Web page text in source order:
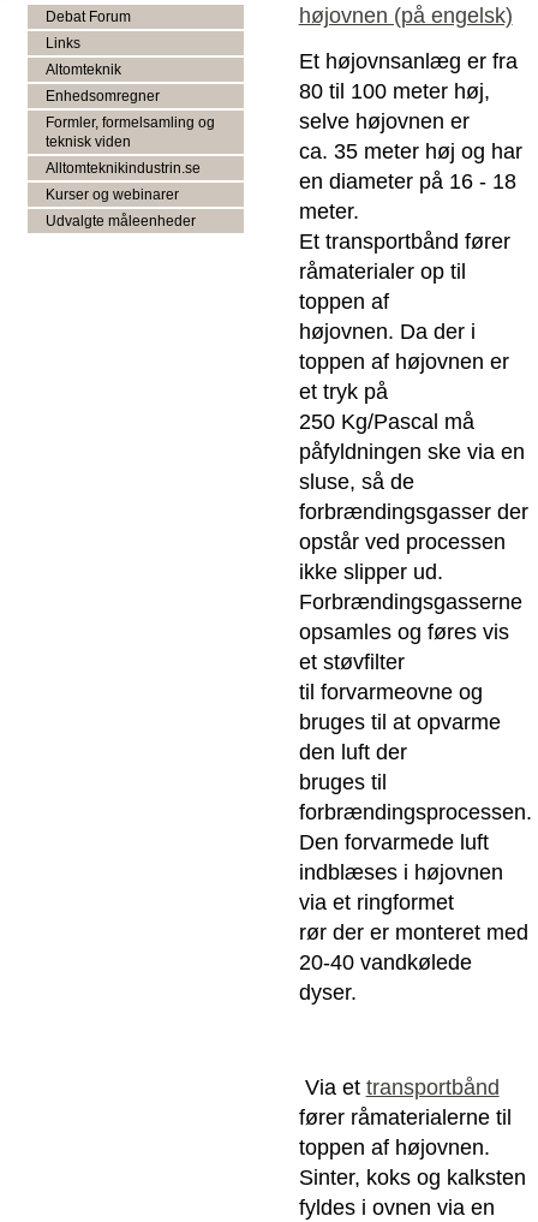
Debat Forum
Links
Altomteknik
Enhedsomregner
Formler, formelsamling og
teknisk viden
Alltomteknikindustrin.se
Kurser og webinarer
Udvalgte måleenheder
højovnen (på engelsk)
Et højovnsanlæg er fra
80 til 100 meter høj,
selve højovnen er
ca. 35 meter høj og har
en diameter på 16 - 18
meter.
Et transportbånd fører
råmaterialer op til
toppen af
højovnen. Da der i
toppen af højovnen er
et tryk på
250 Kg/Pascal må
påfyldningen ske via en
sluse, så de
forbrændingsgasser der
opstår ved processen
ikke slipper ud.
Forbrændingsgasserne
opsamles og føres vis
et støvfilter
til forvarmeovne og
bruges til at opvarme
den luft der
bruges til
forbrændingsprocessen.
Den forvarmede luft
indblæses i højovnen
via et ringformet
rør der er monteret med
20-40 vandkølede
dyser.
Via et transportbånd
fører råmaterialerne til
toppen af højovnen.
Sinter, koks og kalksten
fyldes i ovnen via en